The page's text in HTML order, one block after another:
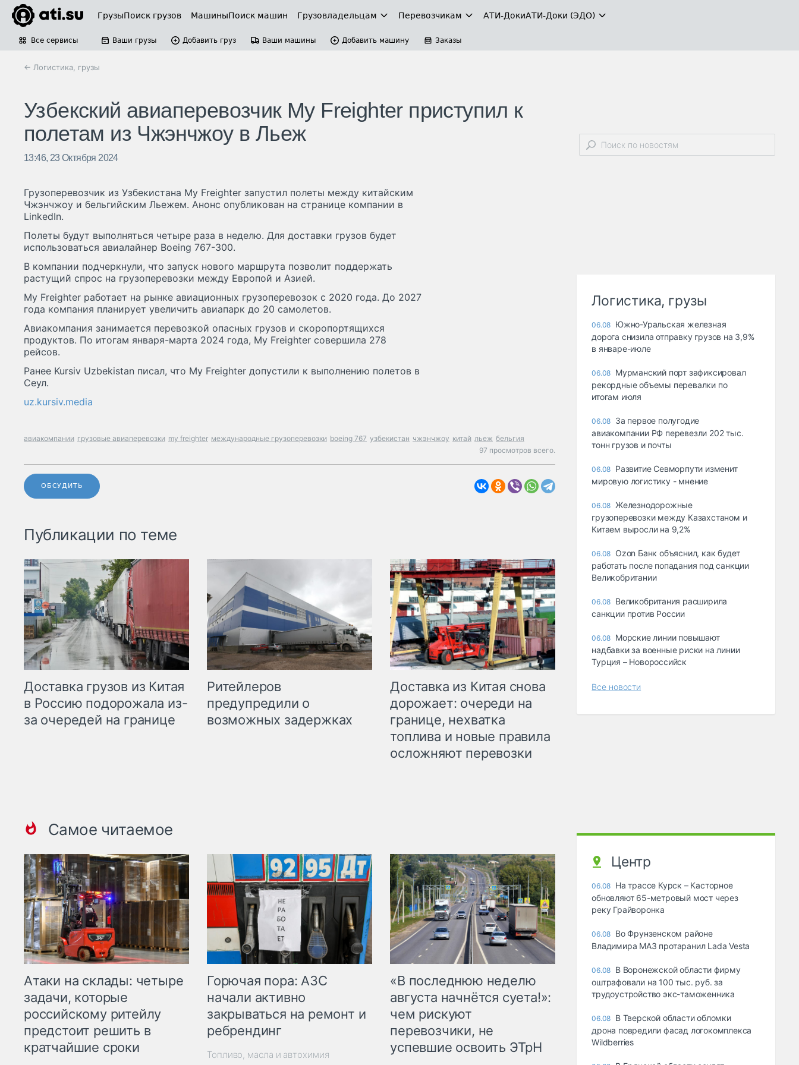
ГрузыПоиск грузов МашиныПоиск машин Грузовладельцам Перевозчикам АТИ-ДокиАТИ-Доки (ЭДО)
Все сервисы Ваши грузы Добавить груз Ваши машины Добавить машину Заказы
← Логистика, грузы
Узбекский авиаперевозчик My Freighter приступил к
полетам из Чжэнчжоу в Льеж
13:46, 23 Октября 2024
Грузоперевозчик из Узбекистана My Freighter запустил полеты между китайским
Чжэнчжоу и бельгийским Льежем. Анонс опубликован на странице компании в
LinkedIn.
Полеты будут выполняться четыре раза в неделю. Для доставки грузов будет
использоваться авиалайнер Boeing 767-300.
В компании подчеркнули, что запуск нового маршрута позволит поддержать
растущий спрос на грузоперевозки между Европой и Азией.
My Freighter работает на рынке авиационных грузоперевозок с 2020 года. До 2027
года компания планирует увеличить авиапарк до 20 самолетов.
Авиакомпания занимается перевозкой опасных грузов и скоропортящихся
продуктов. По итогам января-марта 2024 года, My Freighter совершила 278
рейсов.
Ранее Kursiv Uzbekistan писал, что My Freighter допустили к выполнению полетов в
Сеул.
uz.kursiv.media
авиакомпании грузовые авиаперевозки my freighter международные грузоперевозки boeing 767 узбекистан чжэнчжоу китай льеж бельгия
97 просмотров всего.
ОБСУДИТЬ
Публикации по теме
Доставка грузов из Китая
в Россию подорожала из-
за очередей на границе
Ритейлеров
предупредили о
возможных задержках
Доставка из Китая снова
дорожает: очереди на
границе, нехватка
топлива и новые правила
осложняют перевозки
Самое читаемое
Атаки на склады: четыре
задачи, которые
российскому ритейлу
предстоит решить в
кратчайшие сроки
Горючая пора: АЗС
начали активно
закрываться на ремонт и
ребрендинг
Топливо, масла и автохимия
«В последнюю неделю
августа начнётся суета!»:
чем рискуют
перевозчики, не
успевшие освоить ЭТрН
Логистика, грузы
06.08 Южно-Уральская железная
дорога снизила отправку грузов на 3,9%
в январе-июле
06.08 Мурманский порт зафиксировал
рекордные объемы перевалки по
итогам июля
06.08 За первое полугодие
авиакомпании РФ перевезли 202 тыс.
тонн грузов и почты
06.08 Развитие Севморпути изменит
мировую логистику - мнение
06.08 Железнодорожные
грузоперевозки между Казахстаном и
Китаем выросли на 9,2%
06.08 Ozon Банк объяснил, как будет
работать после попадания под санкции
Великобритании
06.08 Великобритания расширила
санкции против России
06.08 Морские линии повышают
надбавки за военные риски на линии
Турция – Новороссийск
Все новости
Центр
06.08 На трассе Курск – Касторное
обновляют 65-метровый мост через
реку Грайворонка
06.08 Во Фрунзенском районе
Владимира МАЗ протаранил Lada Vesta
06.08 В Воронежской области фирму
оштрафовали на 100 тыс. руб. за
трудоустройство экс-таможенника
06.08 В Тверской области обломки
дрона повредили фасад логокомплекса
Wildberries